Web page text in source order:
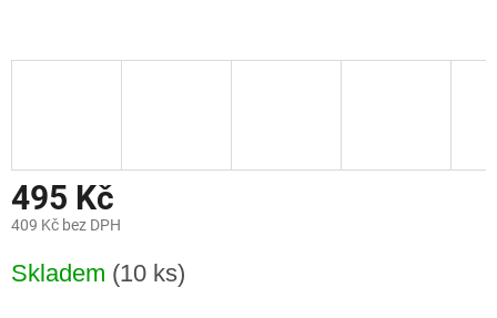
495 Kč
409 Kč bez DPH
cena:
Skladem (10 ks)